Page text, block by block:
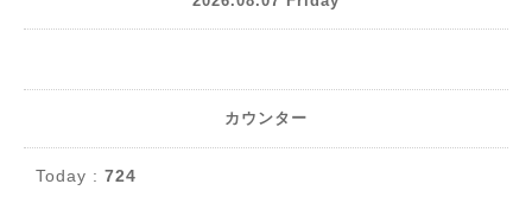
カウンター
Today : 724